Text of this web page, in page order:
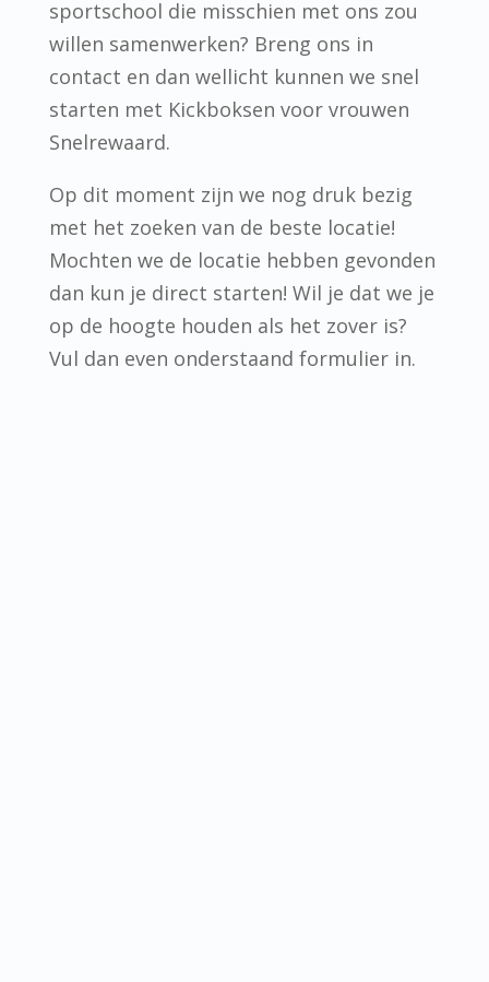
sportschool die misschien met ons zou
willen samenwerken? Breng ons in
contact en dan wellicht kunnen we snel
starten met Kickboksen voor vrouwen
Snelrewaard.
Op dit moment zijn we nog druk bezig
met het zoeken van de beste locatie!
Mochten we de locatie hebben gevonden
dan kun je direct starten! Wil je dat we je
op de hoogte houden als het zover is?
Vul dan even onderstaand formulier in.